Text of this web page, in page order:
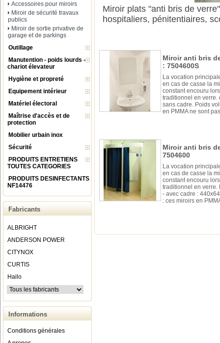
Accessoires pour miroirs
Miroir de sécurité travaux
publics
Miroir de sortie privative de
garage et de parkings
Outillage
Manutention - poids lourds -
chariot élevateur
Hygiène et propreté
Equipement intérieur
Matériel électoral
Maîtrise d'accès et de
protection
Mobilier urbain inox
Sécurité
PRODUITS ENTRETIENS
TOUTES CATEGORIES
PRODUITS DESINFECTANTS
NF14476
Fabricants
ALBRIGHT
ANDERSON POWER
CITYNOX
CURTIS
Hailo
Informations
Conditions générales
Miroir plats "anti bris de
hospitaliers, pénitentiaires,
Miroir anti bris
: 7504600S
La vocation
en cas de casse la
constant encouru
traditionnel en verre.
sans cadre. Poids
en PMMA ne sont
Miroir anti bris
7504600
La vocation
en cas de casse la
constant encouru
traditionnel en verre.
- avec cadre :
: ces miroirs en